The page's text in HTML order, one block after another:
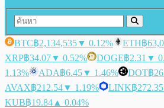
BTC฿2,134,535▼ 0.12% ETH฿
XRP฿34.07▼ 0.52% DOGE฿2.31 ▼
1.13%
ADA฿6.45▼ 1.46% DOT฿
AVAX฿212.54▼ 1.19% LINK฿272.35
KUB฿19.84 ▲ 0.04%